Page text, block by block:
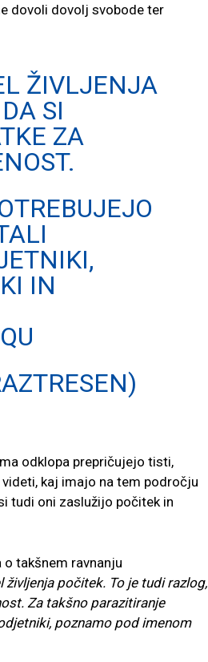
dovoli dovolj svobode ter
ŽIVLJENJA
SI
ZA
IN
odklopa prepričujejo tisti,
kaj imajo na tem področju
tudi oni zaslužijo počitek in
takšnem ravnanju
življenja počitek. To je tudi razlog,
Za takšno parazitiranje
poznamo pod imenom